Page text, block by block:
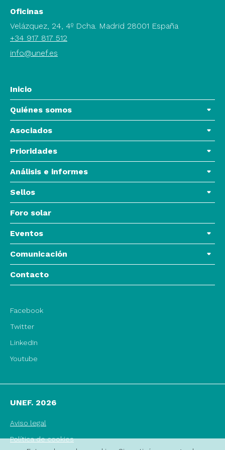
Oficinas
Velázquez, 24, 4º Dcha. Madrid 28001 España
+34 917 817 512
info@unef.es
Inicio
Quiénes somos
Asociados
Prioridades
Análisis e informes
Sellos
Foro solar
Eventos
Comunicación
Contacto
Facebook
Twitter
LinkedIn
Youtube
UNEF. 2026
Aviso legal
Política de cookies